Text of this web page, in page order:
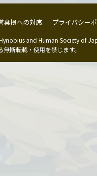
棄損への対応 プライバシー
and Human Society of
断転載・使用を禁じます。